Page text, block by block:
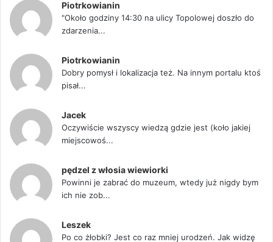
Piotrkowianin
"Około godziny 14:30 na ulicy Topolowej doszło do
zdarzenia...
Piotrkowianin
Dobry pomysł i lokalizacja też. Na innym portalu ktoś
pisał...
Jacek
Oczywiście wszyscy wiedzą gdzie jest (koło jakiej
miejscowoś...
pędzel z włosia wiewiorki
Powinni je zabrać do muzeum, wtedy już nigdy bym
ich nie zob...
Leszek
Po co żłobki? Jest co raz mniej urodzeń. Jak widzę